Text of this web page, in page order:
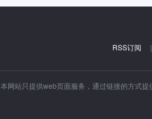
RSS订阅 |
本网站只提供web页面服务，通过链接的方式